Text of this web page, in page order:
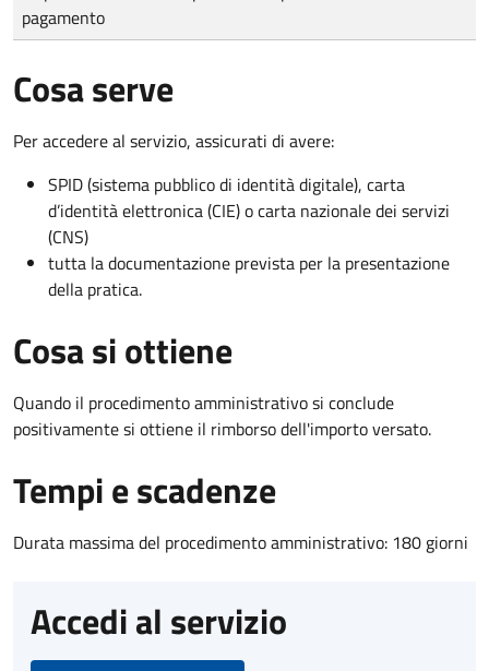
pagamento
Cosa serve
Per accedere al servizio, assicurati di avere:
SPID (sistema pubblico di identità digitale), carta
d’identità elettronica (CIE) o carta nazionale dei servizi
(CNS)
tutta la documentazione prevista per la presentazione
della pratica.
Cosa si ottiene
Quando il procedimento amministrativo si conclude
positivamente si ottiene il rimborso dell'importo versato.
Tempi e scadenze
Durata massima del procedimento amministrativo: 180 giorni
Accedi al servizio